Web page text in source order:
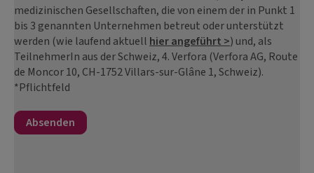
medizinischen Gesellschaften, die von einem der in Punkt 1
bis 3 genannten Unternehmen betreut oder unterstützt
werden (wie laufend aktuell hier angeführt >) und, als
TeilnehmerIn aus der Schweiz, 4. Verfora (Verfora AG, Route
de Moncor 10, CH-1752 Villars-sur-Glâne 1, Schweiz).
*Pflichtfeld